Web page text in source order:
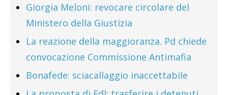
Giorgia Meloni: revocare circolare del
Ministero della Giustizia
La reazione della maggioranza. Pd chiede
convocazione Commissione Antimafia
Bonafede: sciacallaggio inaccettabile